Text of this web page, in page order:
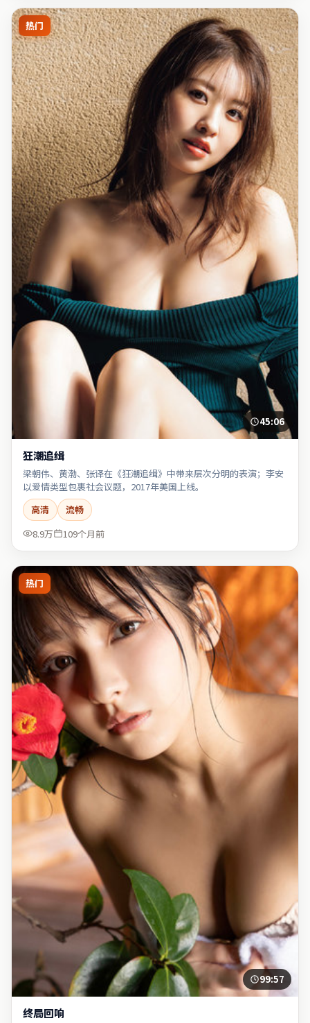
热门
45:06
狂潮追缉
梁朝伟、黄渤、张译在《狂潮追缉》中带来层次分明的表演；李安
以爱情类型包裹社会议题，2017年美国上线。
高清
流畅
8.9万
109个月前
热门
99:57
终局回响